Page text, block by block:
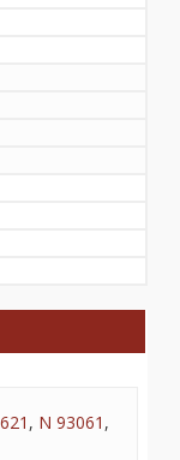
, N 93061 ,